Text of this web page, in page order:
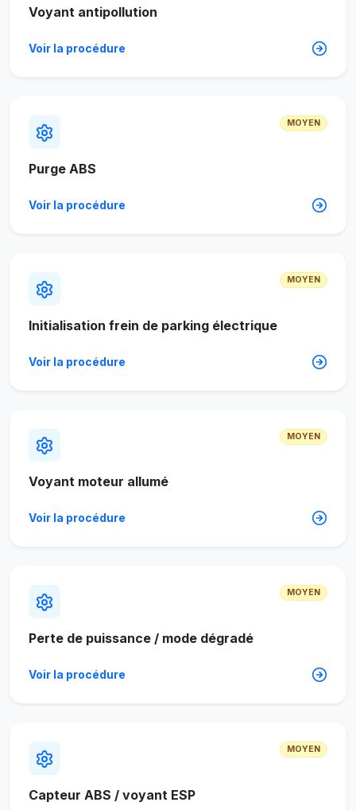
Voyant antipollution
Voir la procédure
MOYEN
Purge ABS
Voir la procédure
MOYEN
Initialisation frein de parking électrique
Voir la procédure
MOYEN
Voyant moteur allumé
Voir la procédure
MOYEN
Perte de puissance / mode dégradé
Voir la procédure
MOYEN
Capteur ABS / voyant ESP